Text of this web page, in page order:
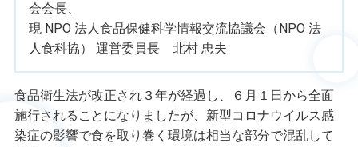
会会長、
現 NPO 法人食品保健科学情報交流協議会（NPO 法
人食科協） 運営委員長 北村 忠夫
食品衛生法が改正され３年が経過し、６月１日から全面
施行されることになりましたが、新型コロナウイルス感
染症の影響で食を取り巻く環境は相当な部分で混乱して